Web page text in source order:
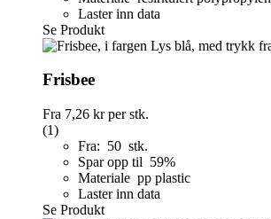
Laster inn data
Se Produkt
Frisbee
Fra 7,26 krper stk.
(1)
Fra: 50 stk.
Spar opp til 59%
Materiale pp plastic
Laster inn data
Se Produkt